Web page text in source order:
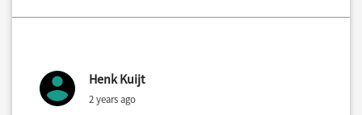
Henk Kuijt
2 years ago